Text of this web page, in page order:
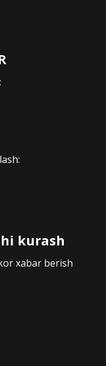
kurash
xabar berish